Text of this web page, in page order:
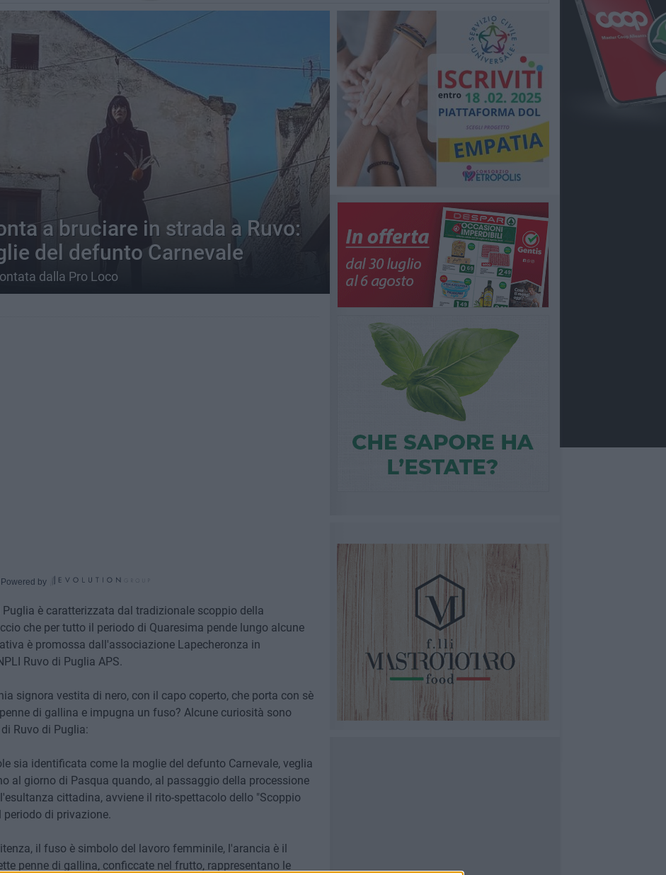
a bruciare in strada a Ruvo:
del defunto Carnevale
dalla Pro Loco
Powered by
è caratterizzata dal tradizionale scoppio della
che per tutto il periodo di Quaresima pende lungo alcune
è promossa dall'associazione Lapecheronza in
Ruvo di Puglia APS.
signora vestita di nero, con il capo coperto, che porta con sè
di gallina e impugna un fuso? Alcune curiosità sono
Ruvo di Puglia:
sia identificata come la moglie del defunto Carnevale, veglia
al giorno di Pasqua quando, al passaggio della processione
cittadina, avviene il rito-spettacolo dello "Scoppio
di privazione.
il fuso è simbolo del lavoro femminile, l'arancia è il
penne di gallina, conficcate nel frutto, rappresentano le